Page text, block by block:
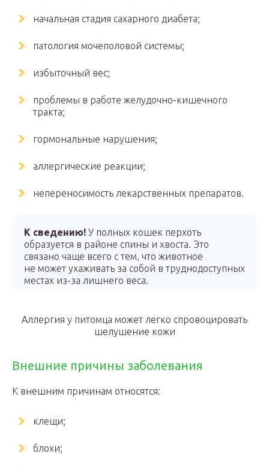
начальная стадия сахарного диабета;
патология мочеполовой системы;
избыточный вес;
проблемы в работе желудочно-кишечного
тракта;
гормональные нарушения;
аллергические реакции;
непереносимость лекарственных препаратов.
К сведению! У полных кошек перхоть
образуется в районе спины и хвоста. Это
связано чаще всего с тем, что животное
не может ухаживать за собой в труднодоступных
местах из-за лишнего веса.
Аллергия у питомца может легко спровоцировать
шелушение кожи
Внешние причины заболевания
К внешним причинам относятся:
клещи;
блохи;